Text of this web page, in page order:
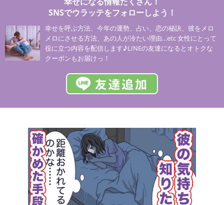
SNSでウラッテをフォローしよう！
幸せを呼ぶ方法、今年の運勢、占い、恋の秘訣、彼をメロ
メロにさせる方法、あの人が冷たい理由…etc 女性にとって
役に立つ内容を配信します♪LINEの友達になるとオトクな
クーポンもお届けっ！